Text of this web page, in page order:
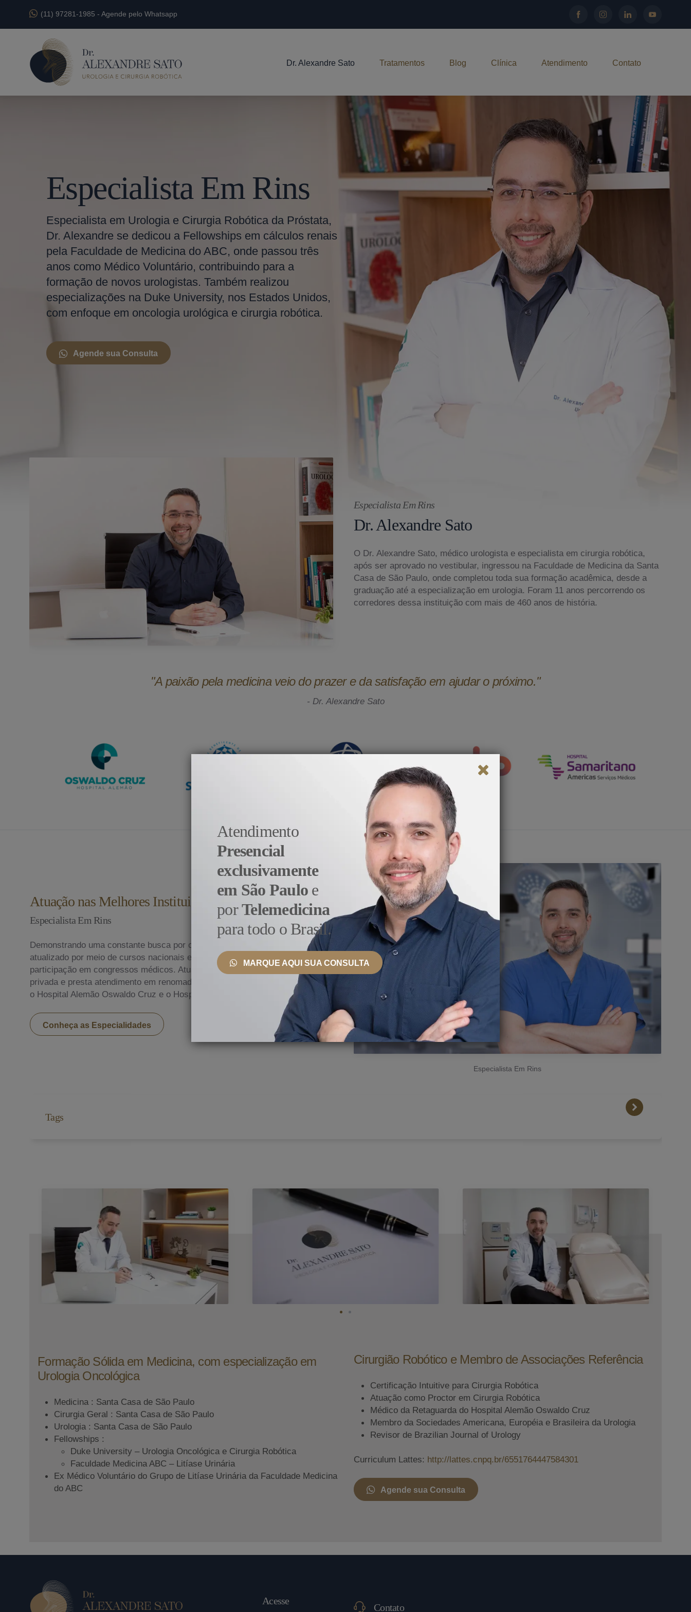
(11) 97281-1985 - Agende pelo Whatsapp
Dr. Alexandre Sato Tratamentos Blog Clínica Atendimento Contato
Especialista Em Rins
Especialista em Urologia e Cirurgia Robótica da Próstata,
Dr. Alexandre se dedicou a Fellowships em cálculos renais
pela Faculdade de Medicina do ABC, onde passou três
anos como Médico Voluntário, contribuindo para a
formação de novos urologistas. Também realizou
especializações na Duke University, nos Estados Unidos,
com enfoque em oncologia urológica e cirurgia robótica.
Agende sua Consulta
Especialista Em Rins
Dr. Alexandre Sato
O Dr. Alexandre Sato, médico urologista e especialista em cirurgia robótica,
após ser aprovado no vestibular, ingressou na Faculdade de Medicina da Santa
Casa de São Paulo, onde completou toda sua formação acadêmica, desde a
graduação até a especialização em urologia. Foram 11 anos percorrendo os
corredores dessa instituição com mais de 460 anos de história.
"A paixão pela medicina veio do prazer e da satisfação em ajudar o próximo."
- Dr. Alexandre Sato
Atuação nas Melhores Instituições do País e Exterior
Especialista Em Rins
Demonstrando uma constante busca por conhecimento, ele se mantém
atualizado por meio de cursos nacionais e internacionais, bem como
participação em congressos médicos. Atualmente, exerce sua prática na clínica
privada e presta atendimento em renomados hospitais de São Paulo, incluindo
o Hospital Alemão Oswaldo Cruz e o Hospital Nove de Julho.
Conheça as Especialidades
Especialista Em Rins
Tags
Formação Sólida em Medicina, com especialização em
Urologia Oncológica
Medicina : Santa Casa de São Paulo
Cirurgia Geral : Santa Casa de São Paulo
Urologia : Santa Casa de São Paulo
Fellowships :
Duke University – Urologia Oncológica e Cirurgia Robótica
Faculdade Medicina ABC – Litíase Urinária
Ex Médico Voluntário do Grupo de Litíase Urinária da Faculdade Medicina
do ABC
Cirurgião Robótico e Membro de Associações Referência
Certificação Intuitive para Cirurgia Robótica
Atuação como Proctor em Cirurgia Robótica
Médico da Retaguarda do Hospital Alemão Oswaldo Cruz
Membro da Sociedades Americana, Européia e Brasileira da Urologia
Revisor de Brazilian Journal of Urology
Curriculum Lattes: http://lattes.cnpq.br/6551764447584301
Agende sua Consulta
Acesse
Contato
Atendimento
Presencial
exclusivamente
em São Paulo e
porTelemedicina
para todo o Brasil.
MARQUE AQUI SUA CONSULTA